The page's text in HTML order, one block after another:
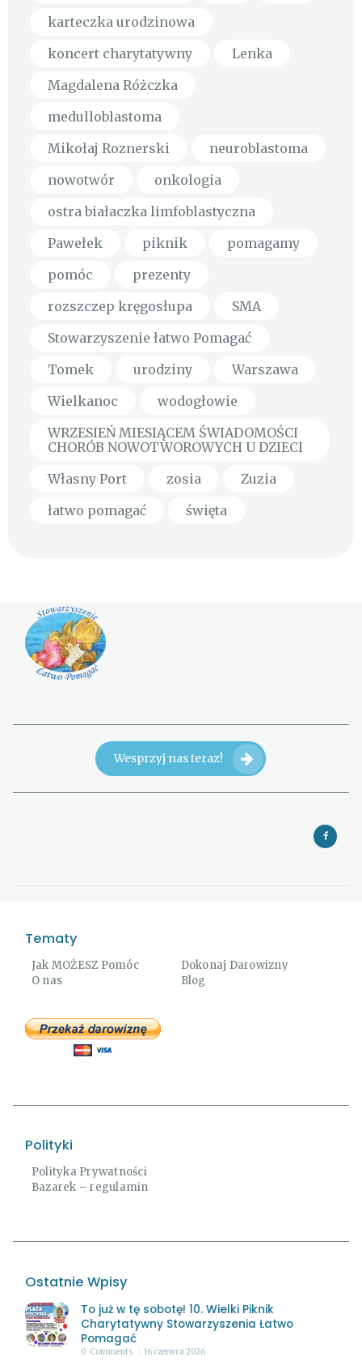
karteczka urodzinowa
koncert charytatywny
Lenka
Magdalena Różczka
medulloblastoma
Mikołaj Roznerski
neuroblastoma
nowotwór
onkologia
ostra białaczka limfoblastyczna
Pawełek
piknik
pomagamy
pomóc
prezenty
rozszczep kręgosłupa
SMA
Stowarzyszenie łatwo Pomagać
Tomek
urodziny
Warszawa
Wielkanoc
wodogłowie
WRZESIEŃ MIESIĄCEM ŚWIADOMOŚCI
CHORÓB NOWOTWOROWYCH U DZIECI
Własny Port
zosia
Zuzia
łatwo pomagać
święta
Wesprzyj nas teraz!
Tematy
Jak MOŻESZ Pomóc
Dokonaj Darowizny
O nas
Blog
Polityki
Polityka Prywatności
Bazarek – regulamin
Ostatnie Wpisy
To już w tę sobotę! 10. Wielki Piknik
Charytatywny Stowarzyszenia Łatwo
Pomagać
0 Comments 16 czerwca 2026